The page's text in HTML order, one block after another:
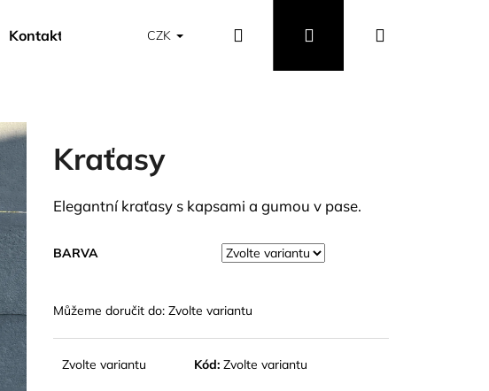
Kontakty Obchodní podmínky Vrácení a výměna zboží
CZK Hledat PřihlášeníNákupní
Kraťasy
Elegantní kraťasy s kapsami a gumou v pase.
BARVA
Můžeme doručit do: Zvolte variantu
Zvolte variantu Kód: Zvolte variantu